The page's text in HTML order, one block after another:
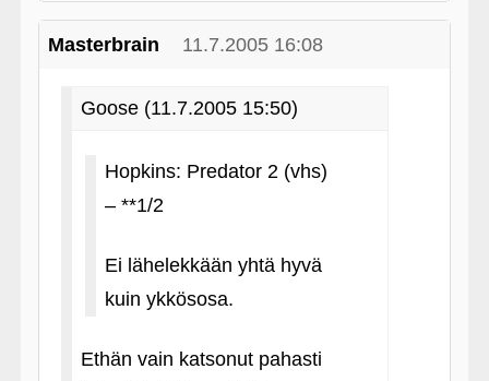
Masterbrain 11.7.2005 16:08
Goose (11.7.2005 15:50)
Hopkins: Predator 2 (vhs)
– **1/2
Ei lähelekkään yhtä hyvä
kuin ykkösosa.
Ethän vain katsonut pahasti